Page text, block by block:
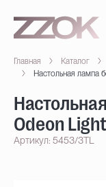
Главная Каталог
Настольная лампа
Odeon
Артикул: 5453/3TL